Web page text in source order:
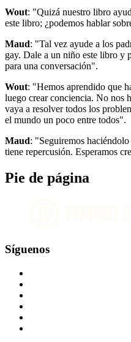
Wout: "Quizá nuestro libro
este libro; ¿podemos hablar
Maud: "Tal vez ayude a los
gay. Dale a un niño este libro y
para una conversación".
Wout: "Hemos aprendido que
luego crear conciencia. No nos
vaya a resolver todos los
el mundo un poco entre todos".
Maud: "Seguiremos
tiene repercusión. Esperamos
Pie de página
Síguenos